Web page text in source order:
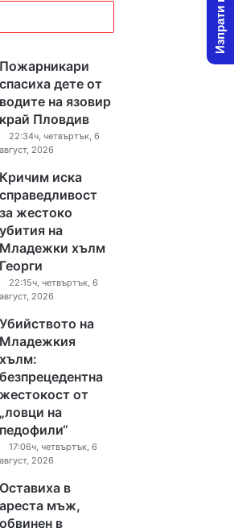
Пожарникари
спасиха дете от
водите на язовир
край Пловдив
22:34ч, четвъртък, 6
август, 2026
Кричим иска
справедливост
за жестоко
убития на
Младежки хълм
Георги
22:15ч, четвъртък, 6
август, 2026
Убийството на
Младежкия
хълм:
безпрецедентна
жестокост от
„ловци на
педофили“
17:06ч, четвъртък, 6
август, 2026
Оставиха в
ареста мъж,
обвинен в